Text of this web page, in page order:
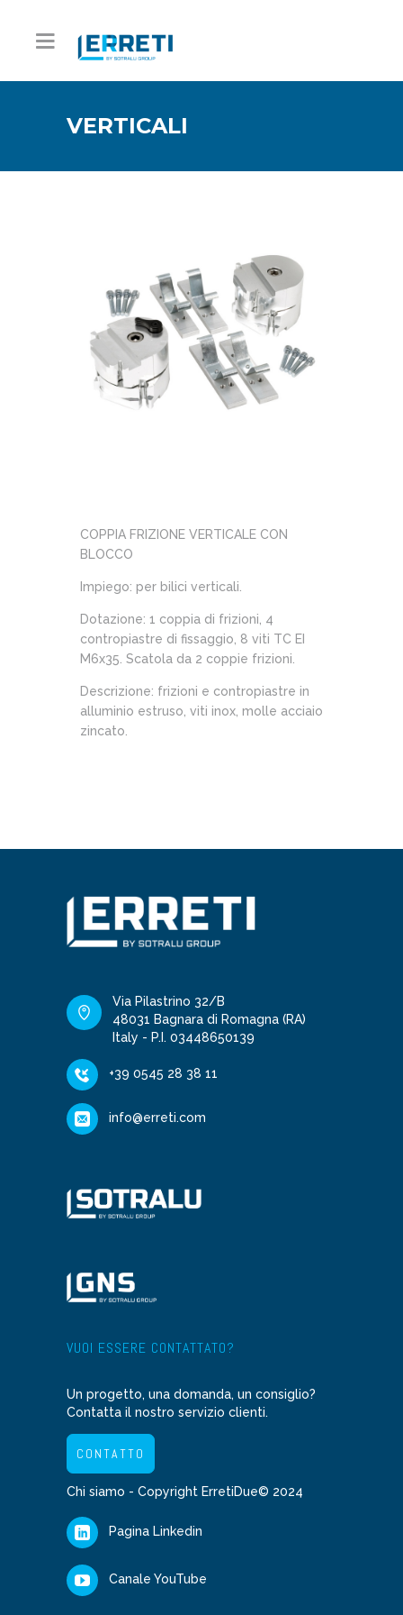
VERTICALI
COPPIA FRIZIONE VERTICALE CON
BLOCCO
Impiego: per bilici verticali.
Dotazione: 1 coppia di frizioni, 4
contropiastre di fissaggio, 8 viti TC EI
M6x35. Scatola da 2 coppie frizioni.
Descrizione: frizioni e contropiastre in
alluminio estruso, viti inox, molle acciaio
zincato.
Via Pilastrino 32/B
48031 Bagnara di Romagna (RA)
Italy - P.I. 03448650139
+39 0545 28 38 11
info@erreti.com
VUOI ESSERE CONTATTATO?
Un progetto, una domanda, un consiglio?
Contatta il nostro servizio clienti.
CONTATTO
Chi siamo - Copyright ErretiDue© 2024
Pagina Linkedin
Canale YouTube